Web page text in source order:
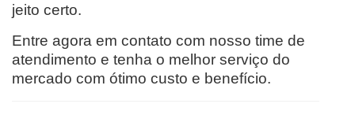
jeito certo.
Entre agora em contato com nosso time de
atendimento e tenha o melhor serviço do
mercado com ótimo custo e benefício.